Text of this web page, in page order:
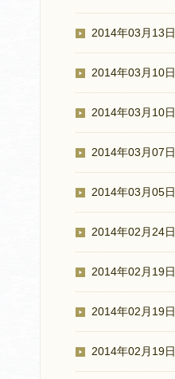
2014年03月13日
2014年03月10日
2014年03月10日
2014年03月07日
2014年03月05日
2014年02月24日
2014年02月19日
2014年02月19日
2014年02月19日